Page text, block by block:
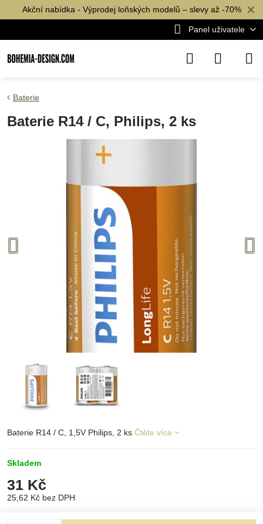
✕
Akční nabídka - Výprodej loňských modelů – slevy až -70%
Panel uživatele
Baterie
Baterie R14 / C, Philips, 2 ks
Baterie R14 / C, 1,5V Philips, 2 ks Čtěte více
Skladem
31 Kč
25,62 Kč bez DPH